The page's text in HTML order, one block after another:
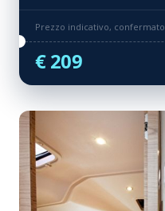
Prezzo indicativo,
€ 209